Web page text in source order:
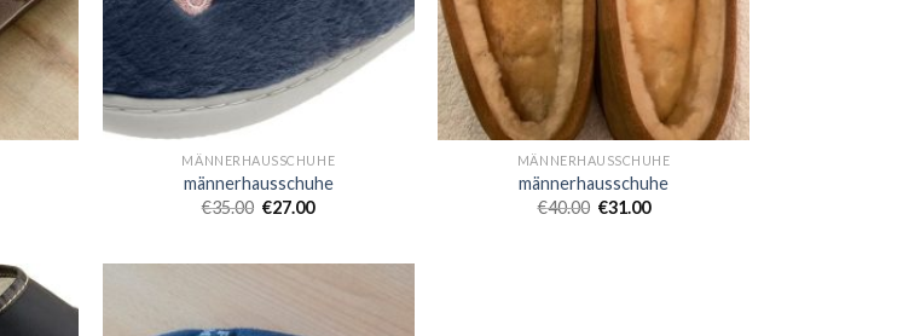
MÄNNERHAUSSCHUHE
männerhausschuhe
€35.00 €27.00
MÄNNERHAUSSCHUHE
männerhausschuhe
€40.00 €31.00